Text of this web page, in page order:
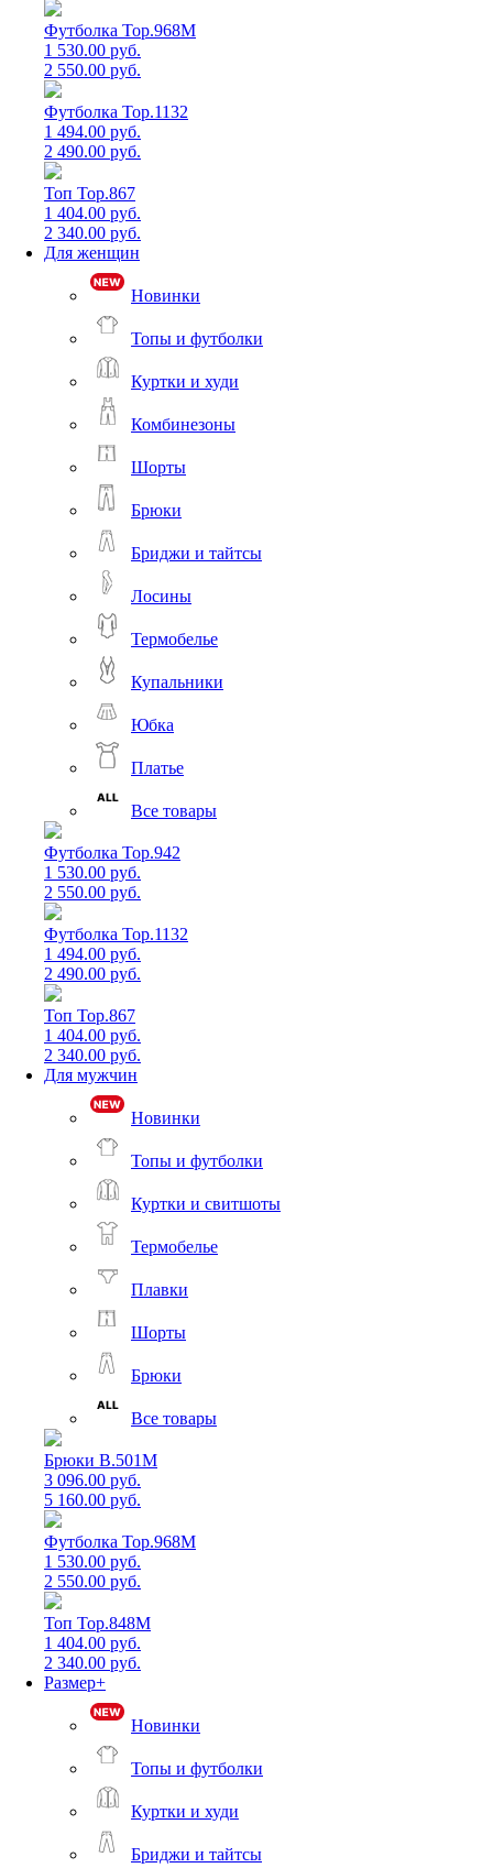
Футболка Top.968M
1 530.00 руб.
2 550.00 руб.
Футболка Top.1132
1 494.00 руб.
2 490.00 руб.
Топ Top.867
1 404.00 руб.
2 340.00 руб.
Для женщин
Новинки
Топы и футболки
Куртки и худи
Комбинезоны
Шорты
Брюки
Бриджи и тайтсы
Лосины
Термобелье
Купальники
Юбка
Платье
Все товары
Футболка Top.942
1 530.00 руб.
2 550.00 руб.
Футболка Top.1132
1 494.00 руб.
2 490.00 руб.
Топ Top.867
1 404.00 руб.
2 340.00 руб.
Для мужчин
Новинки
Топы и футболки
Куртки и свитшоты
Термобелье
Плавки
Шорты
Брюки
Все товары
Брюки B.501M
3 096.00 руб.
5 160.00 руб.
Футболка Top.968M
1 530.00 руб.
2 550.00 руб.
Топ Top.848M
1 404.00 руб.
2 340.00 руб.
Размер+
Новинки
Топы и футболки
Куртки и худи
Бриджи и тайтсы